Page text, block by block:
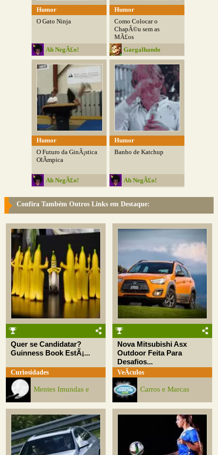
Humor
O Gato Ninja
Ah NegÃ£o!
Humor
Como Colocar o
ChapÃ©u sem as
MÃ£os
Gargalhando
Humor
O Futuro da GinÃ¡stica
OlÃ­mpica
Ah NegÃ£o!
Humor
Banho de Katchup
Ah NegÃ£o!
Confira Também Outros Links em Destaque:
Quer se Candidatar?
Guinness Book EstÃ¡...
Curiosidades
Mentes Imundas e
Nova Mitsubishi Asx
Outdoor Feita Para
Desafios...
VeÃ­culos
Carros e Marcas